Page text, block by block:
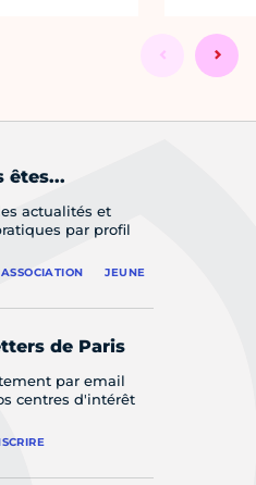
êtes...
actualités et
par profil
ASSOCIATION JEUNE
de Paris
par email
centres d'intérêt